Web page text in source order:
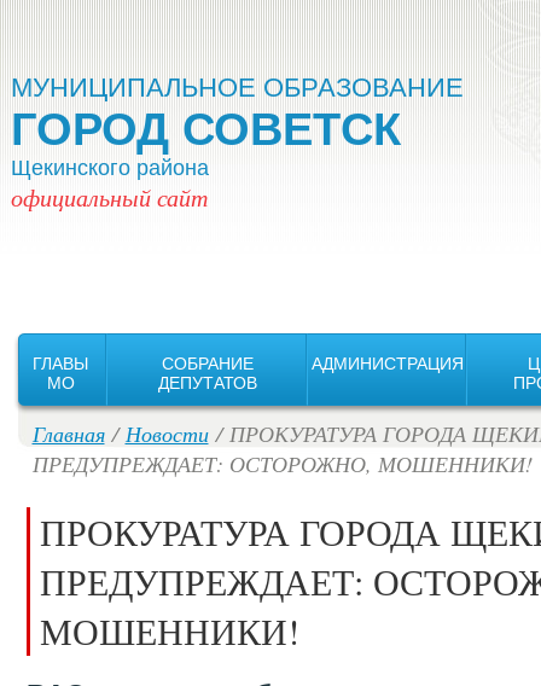
МУНИЦИПАЛЬНОЕ ОБРАЗОВАНИЕ
ГОРОД СОВЕТСК
Щекинского района
официальный сайт
ГЛАВЫ
MO
СОБРАНИЕ
ДЕПУТАТОВ
АДМИНИСТРАЦИЯ
Главная/Новости/ ПРОКУРАТУРА ГОРОДА
ПРЕДУПРЕЖДАЕТ: ОСТОРОЖНО, МОШЕННИКИ!
ПРОКУРАТУРА ГОРОДА
ПРЕДУПРЕЖДАЕТ:
МОШЕННИКИ!